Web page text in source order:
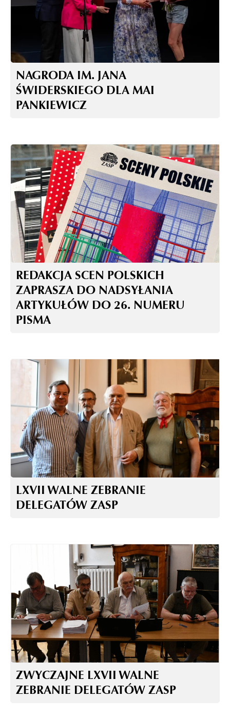
NAGRODA IM. JANA
ŚWIDERSKIEGO DLA MAI
PANKIEWICZ
REDAKCJA SCEN POLSKICH
ZAPRASZA DO NADSYŁANIA
ARTYKUŁÓW DO 26. NUMERU
PISMA
LXVII WALNE ZEBRANIE
DELEGATÓW ZASP
ZWYCZAJNE LXVII WALNE
ZEBRANIE DELEGATÓW ZASP